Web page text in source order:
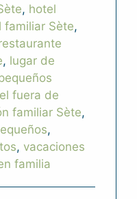
, hotel
familiar Sète,
, lugar de
fuera de
familiar Sète,
,
, vacaciones
familia